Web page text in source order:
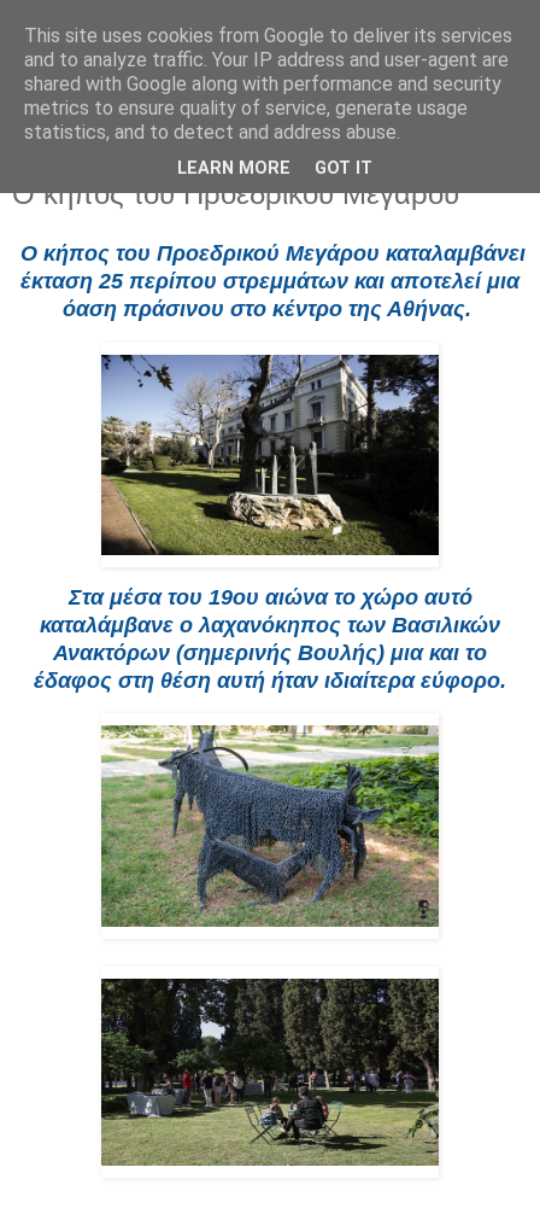
Σάββατο 13 Ιουνίου 2026
Ο κήπος του Προεδρικού Μεγάρου
Ο κήπος του Προεδρικού Μεγάρου καταλαμβάνει
έκταση 25 περίπου στρεμμάτων και αποτελεί μια
όαση πράσινου στο κέντρο της Αθήνας.
Στα μέσα του 19ου αιώνα το χώρο αυτό
καταλάμβανε ο λαχανόκηπος των Βασιλικών
Ανακτόρων (σημερινής Βουλής) μια και το
έδαφος στη θέση αυτή ήταν ιδιαίτερα εύφορο.
This site uses cookies from Google to deliver its services
and to analyze traffic. Your IP address and user-agent are
shared with Google along with performance and security
metrics to ensure quality of service, generate usage
statistics, and to detect and address abuse.
LEARN MORE GOT IT